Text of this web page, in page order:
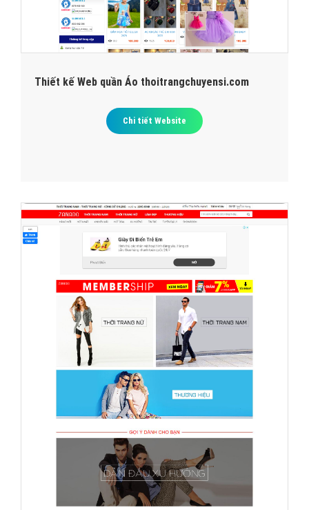
Thiết kế Web quần Áo thoitrangchuyensi.com
Chi tiết Website